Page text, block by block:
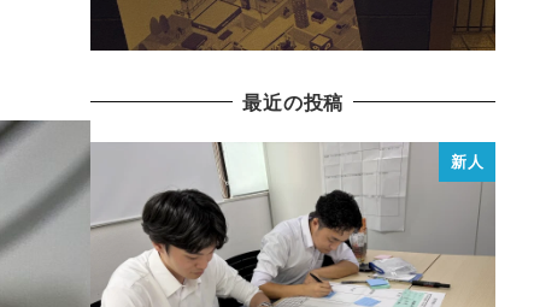
最近の投稿
新人